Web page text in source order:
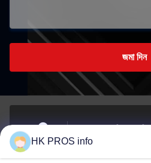
জমা দিন
ঠিকানা
অর্থনৈতিক উন্নয়ন এলাকা,
HK PROS info